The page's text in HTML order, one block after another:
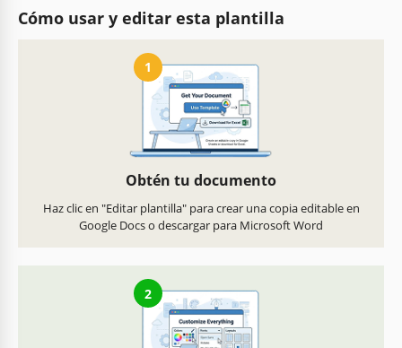
Cómo usar y editar esta plantilla
1
Obtén tu documento
Haz clic en "Editar plantilla" para crear una copia editable en
Google Docs o descargar para Microsoft Word
2